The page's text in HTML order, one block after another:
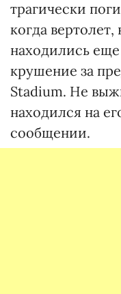
трагически
когда
находились
крушение за
Stadium. Не
находился на
сообщении.